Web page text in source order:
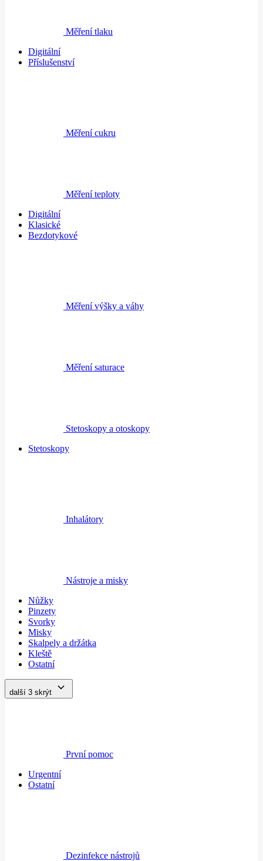
Měření tlaku
Digitální
Příslušenství
Měření cukru
Měření teploty
Digitální
Klasické
Bezdotykové
Měření výšky a váhy
Měření saturace
Stetoskopy a otoskopy
Stetoskopy
Inhalátory
Nástroje a misky
Nůžky
Pinzety
Svorky
Misky
Skalpely a držátka
Kleště
Ostatní
další 3 skrýt
První pomoc
Urgentní
Ostatní
Dezinfekce nástrojů